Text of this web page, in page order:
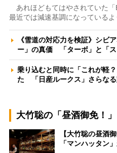
あれほどもてはやされていた「
最近では減速基調になっている
《雪道の対応力を検証》シビ
ー」の真価 「ターボ」と「
乗り込むと同時に「これが軽
た 「日産ルークス」さらな
大竹聡の「昼酒御免！」
【大竹聡の昼酒
「マンハッタン